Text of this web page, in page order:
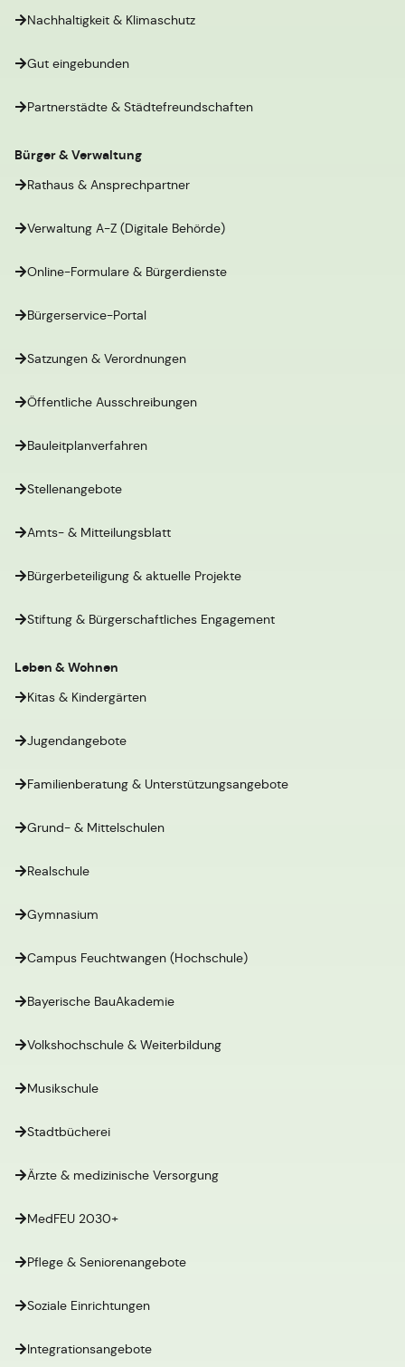
Nachhaltigkeit & Klimaschutz
Gut eingebunden
Partnerstädte & Städtefreundschaften
Bürger & Verwaltung
Rathaus & Ansprechpartner
Verwaltung A-Z (Digitale Behörde)
Online-Formulare & Bürgerdienste
Bürgerservice-Portal
Satzungen & Verordnungen
Öffentliche Ausschreibungen
Bauleitplanverfahren
Stellenangebote
Amts- & Mitteilungsblatt
Bürgerbeteiligung & aktuelle Projekte
Stiftung & Bürgerschaftliches Engagement
Leben & Wohnen
Kitas & Kindergärten
Jugendangebote
Familienberatung & Unterstützungsangebote
Grund- & Mittelschulen
Realschule
Gymnasium
Campus Feuchtwangen (Hochschule)
Bayerische BauAkademie
Volkshochschule & Weiterbildung
Musikschule
Stadtbücherei
Ärzte & medizinische Versorgung
MedFEU 2030+
Pflege & Seniorenangebote
Soziale Einrichtungen
Integrationsangebote